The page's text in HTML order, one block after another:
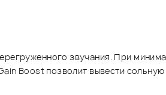
звучания. При
Boost позволит вывести